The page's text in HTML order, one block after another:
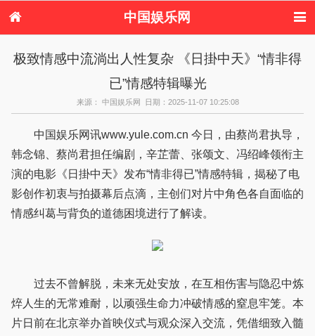
中国娱乐网
港台娱乐
日本娱乐 韩国娱乐
欧美娱乐
音乐新闻 影视新闻
港台明星八卦
日本韩国明星
欧美明星八卦
极致情感中流淌出人性复杂 《日掛中天》“情非得
已”情感特辑曝光
来源： 中国娱乐网 日期：2025-11-07 10:25:08
中国娱乐网讯www.yule.com.cn 今日，由蔡尚君执导，
韩念锦、蔡尚君担任编剧，辛芷蕾、张颂文、冯绍峰领衔主
演的电影《日掛中天》发布“情非得已”情感特辑，揭秘了电
影创作初衷与拍摄幕后点滴，主创们对片中角色各自面临的
情感纠葛与背负的道德困境进行了解读。
过去不曾解脱，未来无处安放，在互相伤害与隐忍中炼
焠人生的无常难耐，以顽强生命力冲破情感的窒息牢笼。本
片日前在北京举办首映仪式与观众深入交流，凭借细致入髓